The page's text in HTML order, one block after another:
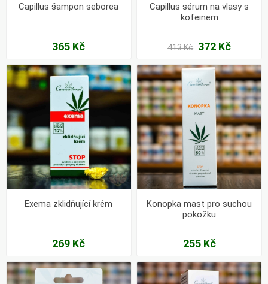
Capillus šampon seborea
365 Kč
Capillus sérum na vlasy s
kofeinem
413 Kč 372 Kč
Exema zklidňující krém
269 Kč
Konopka mast pro suchou
pokožku
255 Kč